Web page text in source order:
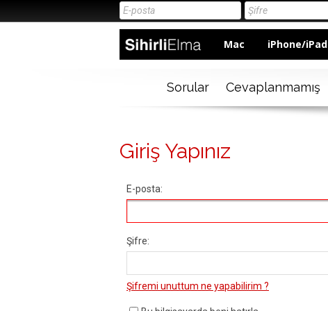
Mac iPhone/iPad
Sorular Cevaplanmamış
Giriş Yapınız
E-posta:
Şifre:
Şifremi unuttum ne yapabilirim ?